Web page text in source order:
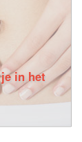
in het